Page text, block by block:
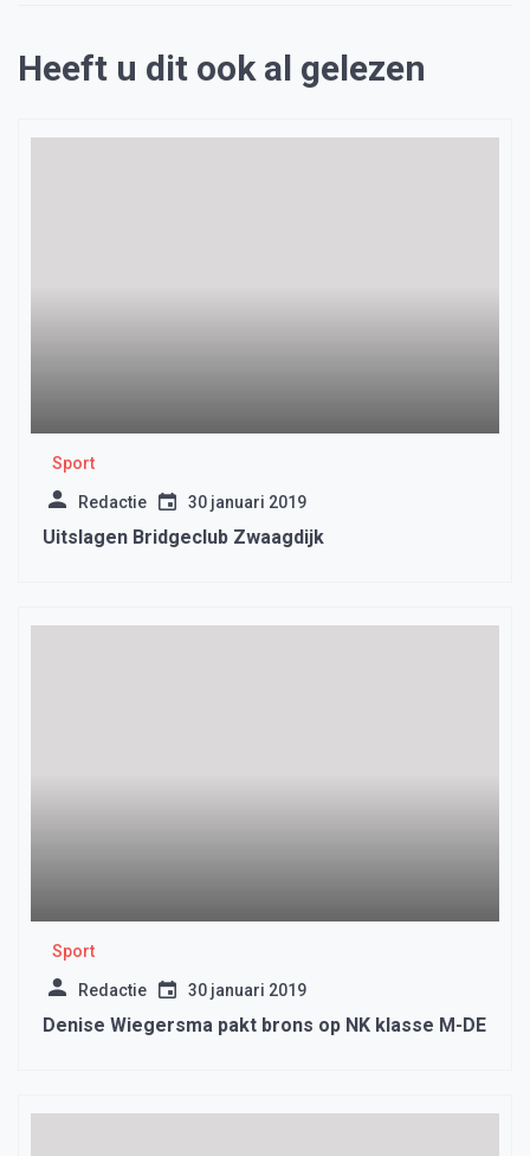
Heeft u dit ook al gelezen
Sport
Redactie 30 januari 2019
Uitslagen Bridgeclub Zwaagdijk
Sport
Redactie 30 januari 2019
Denise Wiegersma pakt brons op NK klasse M-DE